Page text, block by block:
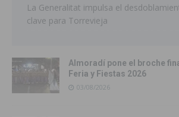
La Generalitat impulsa el
clave para Torrevieja
Almoradí pone el broche
Feria y Fiestas 2026
03/08/2026